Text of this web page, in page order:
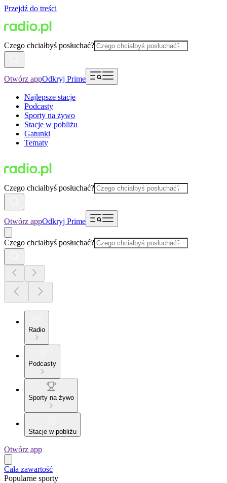
Przejdź do treści
Czego chciałbyś posłuchać?
Otwórz appOdkryj Prime
Najlepsze stacje
Podcasty
Sporty na żywo
Stacje w pobliżu
Gatunki
Tematy
Czego chciałbyś posłuchać?
Otwórz appOdkryj Prime
Czego chciałbyś posłuchać?
Radio
Podcasty
Sporty na żywo
Stacje w pobliżu
Otwórz app
Cała zawartość
Popularne sporty